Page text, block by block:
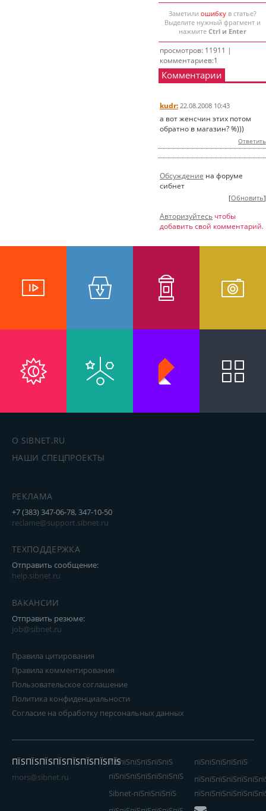
Заметили ошибкув статье?
Выделите нужный фрагмент и
нажмите Ctrl и Enter
просмотров: 11911 |
комментариев:1
Комментарии
kudr: 22.08.2008 10:43
а вот женсчин этих потом
обратно в магазин? %)))
Ответить
Обсуждение на форуме
сибнет
[Обновить]
Авторизуйтесь чтобы
добавить свой комментарий.
О SIBNET.RU
НАШИ СПЕЦПРОЕКТЫ
РЕКЛАМА
+7 (383) 347-06-78, 347-10-50
reclame@support.sibnet.ru
ТЕХПОДДЕРЖКА
Отправить сообщение:
help.sibnet.ru
ВАКАНСИИ
Отправить резюме:
job@sibnet.ru
Правила цитирования
Правила комментирования
Пользовательское соглашение
Политика конфиденциальности
Согласие на обработку персональных данных
ПЇЅПЇЅПЇЅПЇЅПЇЅПЇЅПЇЅПЇЅ
mors@sibnet.ru
пїЅпїЅпїЅпїЅпїЅпїЅ
пїЅпїЅпїЅпїЅпїЅпїЅпїЅ
Sibnet-пїЅпїЅпїЅпїЅ
пїЅпїЅпїЅпїЅпїЅ